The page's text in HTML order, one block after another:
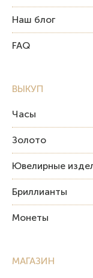
Наш блог
FAQ
ВЫКУП
Часы
Золото
Ювелирные
Бриллианты
Монеты
МАГАЗИН